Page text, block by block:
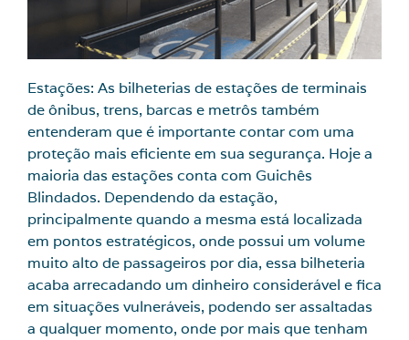
Estações: As bilheterias de estações de terminais
de ônibus, trens, barcas e metrôs também
entenderam que é importante contar com uma
proteção mais eficiente em sua segurança. Hoje a
maioria das estações conta com Guichês
Blindados. Dependendo da estação,
principalmente quando a mesma está localizada
em pontos estratégicos, onde possui um volume
muito alto de passageiros por dia, essa bilheteria
acaba arrecadando um dinheiro considerável e fica
em situações vulneráveis, podendo ser assaltadas
a qualquer momento, onde por mais que tenham